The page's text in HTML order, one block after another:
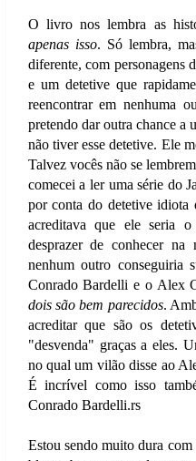
O livro nos lembra as
apenas isso. Só lembra,
diferente, com personagens
e um detetive que
reencontrar em nenhuma
pretendo dar outra chance a
não tiver esse detetive. Ele
Talvez vocês não se
comecei a ler uma série do
por conta do detetive idiota
acreditava que ele seria
desprazer de conhecer
nenhum outro conseguiria
Conrado Bardelli e o Alex
dois são bem parecidos.
acreditar que são os
"desvenda" graças a eles.
no qual um vilão disse ao
É incrível como isso
Conrado Bardelli.rs
Estou sendo muito dura